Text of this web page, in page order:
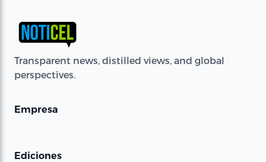
Transparent news, distilled views, and global
perspectives.
Empresa
Ediciones